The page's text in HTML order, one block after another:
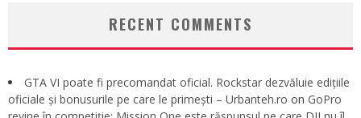
RECENT COMMENTS
GTA VI poate fi precomandat oficial. Rockstar dezvăluie edițiile
oficiale și bonusurile pe care le primești – Urbanteh.ro on GoPro